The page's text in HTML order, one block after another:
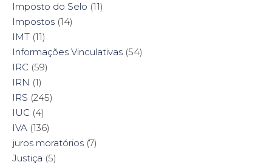
Imposto do Selo (11)
Impostos (14)
IMT (11)
Informações Vinculativas (54)
IRC (59)
IRN (1)
IRS (245)
IUC (4)
IVA (136)
juros moratórios (7)
Justiça (5)